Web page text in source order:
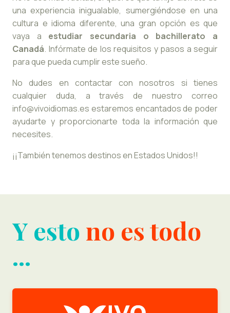
una experiencia inigualable, sumergiéndose en una
cultura e idioma diferente, una gran opción es que
vaya a estudiar secundaria o bachillerato a
Canadá. Infórmate de los requisitos y pasos a seguir
para que pueda cumplir este sueño.
No dudes en contactar con nosotros si tienes
cualquier duda, a través de nuestro correo
info@vivoidiomas.es estaremos encantados de poder
ayudarte y proporcionarte toda la información que
necesites.
¡¡También tenemos destinos en Estados Unidos!!
Y esto no es todo
...